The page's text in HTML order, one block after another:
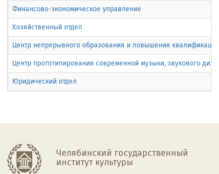
Финансово-экономическое управление
Хозяйственный отдел
Центр непрерывного образования и повышения
Центр прототипирования современной музыки, звукового
Юридический отдел
Челябинский государственный
институт культуры